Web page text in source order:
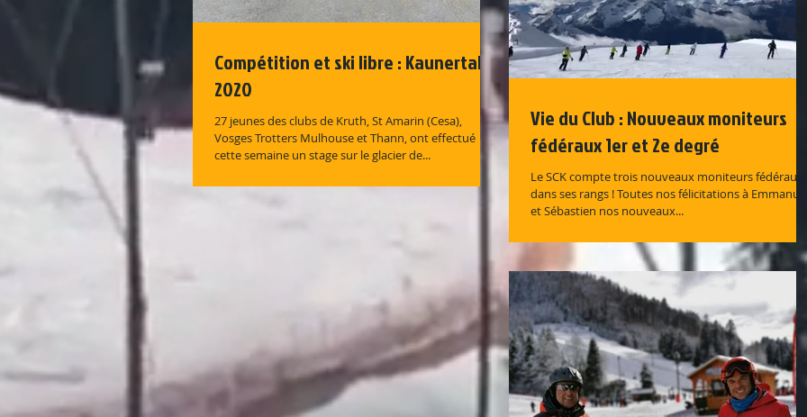
Vie du Club : Nouveaux moniteurs
fédéraux 1er et 2e degré
Le SCK compte trois nouveaux moniteurs fédéraux
dans ses rangs ! Toutes nos félicitations à
et Sébastien nos nouveaux...
Compétition et ski libre : Kaunertal
2020
27 jeunes des clubs de Kruth, St Amarin (Cesa),
Vosges Trotters Mulhouse et Thann, ont effectué
cette semaine un stage sur le glacier de...